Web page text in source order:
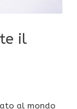
il
al mondo